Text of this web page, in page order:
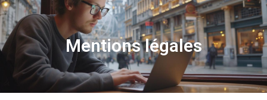
Mentions légales